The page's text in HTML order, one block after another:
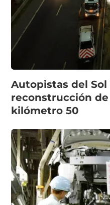
Autopistas del Sol
reconstrucción
kilómetro 50